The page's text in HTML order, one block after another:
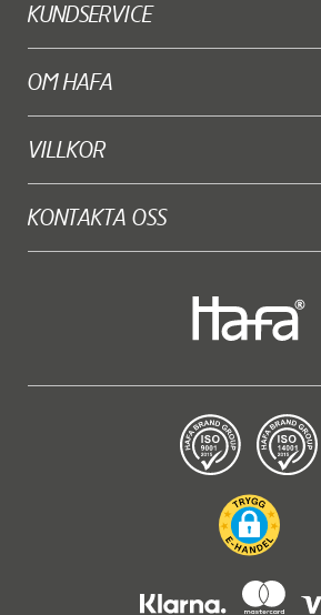
KUNDSERVICE
OM HAFA
VILLKOR
KONTAKTA OSS